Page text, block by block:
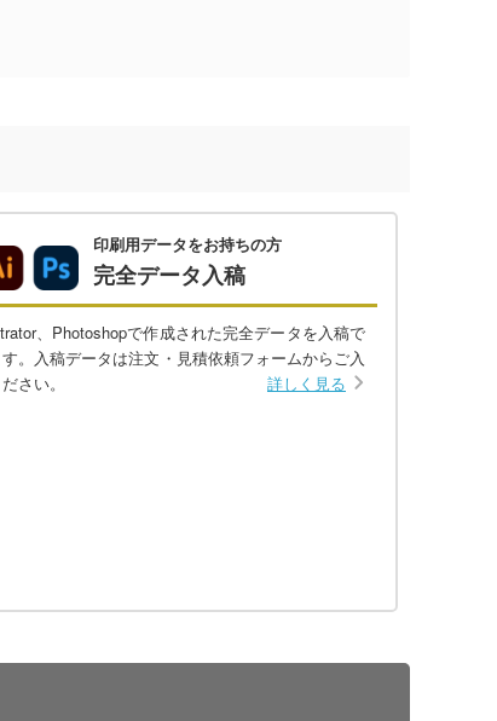
印刷用データをお持ちの方
完全データ入稿
、Photoshopで作成された完全データを入稿で
す。入稿データは注文・見積依頼フォームからご入
さい。
詳しく見る